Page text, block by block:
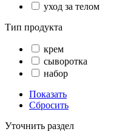
уход за телом
Тип продукта
крем
сыворотка
набор
Показать
Сбросить
Уточнить раздел